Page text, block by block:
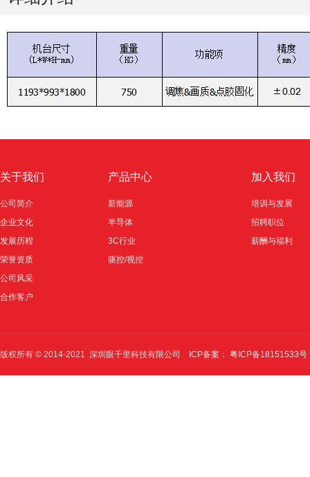
关于我们
公司简介
企业文化
发展历程
荣誉资质
公司风采
合作客户
产品中心
新能源
半导体
3C行业
驱控/视控
加入我们
培训与发展
招聘职位
薪酬与福利
版权所有 © 2014-2021 深圳眼千里科技有限公司 ICP备案： 粤ICP备18151533号